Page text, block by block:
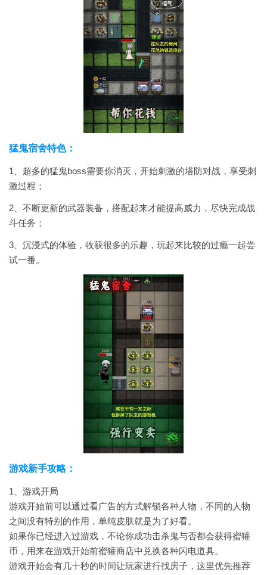
猛鬼宿舍特色：
1、超多的猛鬼boss需要你消灭，开始刺激的塔防对战，享受刺
激过程；
2、不断更新的武器装备，搭配起来才能提高威力，尽快完成战
斗任务；
3、沉浸式的体验，收获很多的乐趣，玩起来比较的过瘾一起尝
试一番。
游戏新手攻略：
1、游戏开局
游戏开始前可以通过看广告的方式解锁各种人物，不同的人物
之间没有特别的作用，单纯皮肤就是为了好看。
如果你已经进入过游戏，不论你成功击杀鬼与否都会获得蜜獾
币，用来在游戏开始前蜜獾商店中兑换各种闪电道具。
游戏开始会有几十秒的时间让玩家进行找房子，这里优先推荐